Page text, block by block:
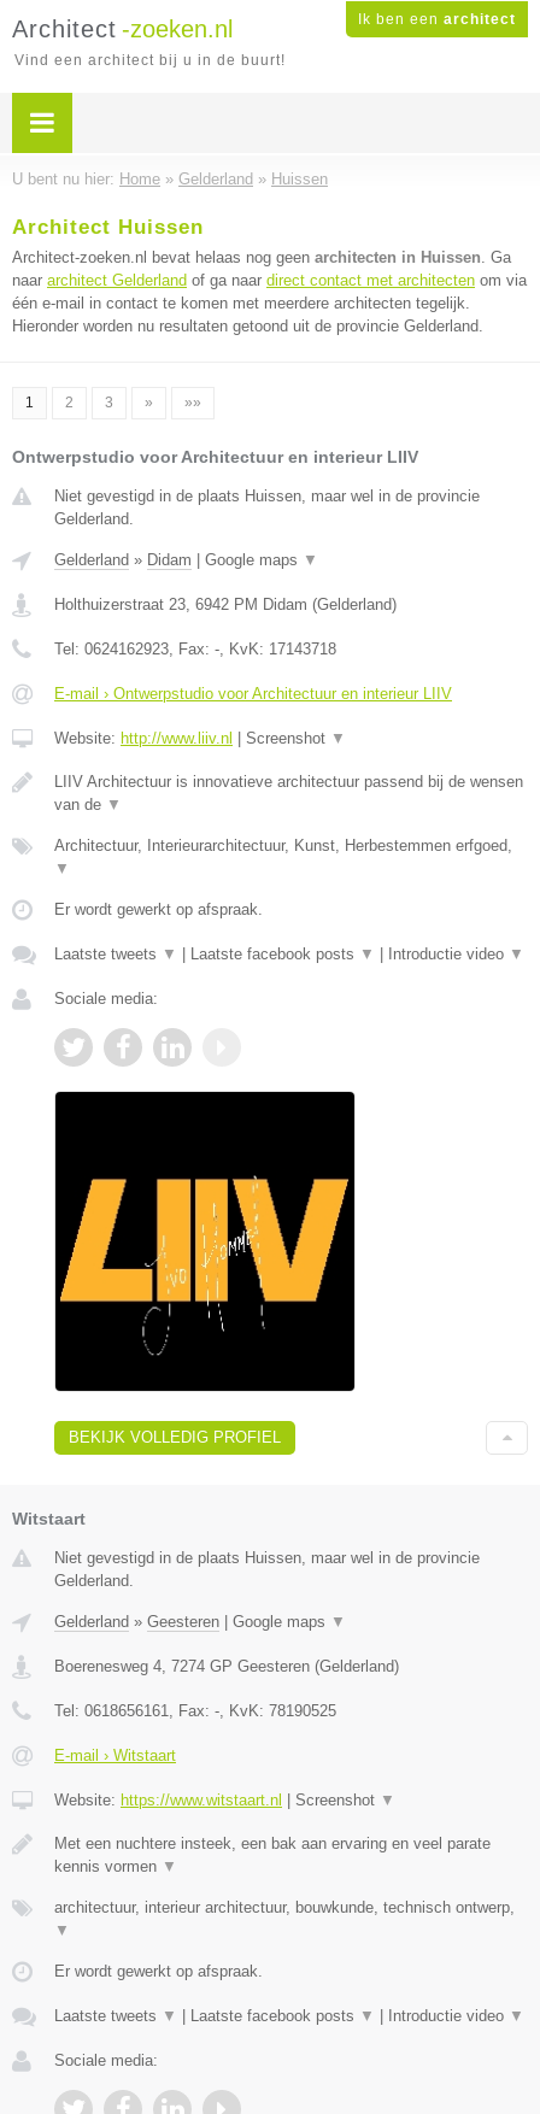
Ik ben een architect
Architect -zoeken.nl
Vind een architect bij u in de buurt!
U bent nu hier: Home » Gelderland » Huissen
Architect Huissen
Architect-zoeken.nl bevat helaas nog geen architecten in Huissen. Ga
naar architect Gelderland of ga naar direct contact met architecten om via
één e-mail in contact te komen met meerdere architecten tegelijk.
Hieronder worden nu resultaten getoond uit de provincie Gelderland.
1 2 3 » »»
Ontwerpstudio voor Architectuur en interieur LIIV
Niet gevestigd in de plaats Huissen, maar wel in de provincie
Gelderland.
Gelderland » Didam Google maps ▼
Holthuizerstraat 23, 6942 PM Didam (Gelderland)
Tel: 0624162923, Fax: -, KvK: 17143718
E-mail › Ontwerpstudio voor Architectuur en interieur LIIV
Website: http://www.liiv.nl Screenshot ▼
LIIV Architectuur is innovatieve architectuur passend bij de wensen
van de ▼
Architectuur, Interieurarchitectuur, Kunst, Herbestemmen erfgoed,
▼
Er wordt gewerkt op afspraak.
Laatste tweets ▼ Laatste facebook posts ▼ Introductie video ▼
Sociale media:
BEKIJK VOLLEDIG PROFIEL
Witstaart
Niet gevestigd in de plaats Huissen, maar wel in de provincie
Gelderland.
Gelderland » Geesteren Google maps ▼
Boerenesweg 4, 7274 GP Geesteren (Gelderland)
Tel: 0618656161, Fax: -, KvK: 78190525
E-mail › Witstaart
Website: https://www.witstaart.nl Screenshot ▼
Met een nuchtere insteek, een bak aan ervaring en veel parate
kennis vormen ▼
architectuur, interieur architectuur, bouwkunde, technisch ontwerp,
▼
Er wordt gewerkt op afspraak.
Laatste tweets ▼ Laatste facebook posts ▼ Introductie video ▼
Sociale media: